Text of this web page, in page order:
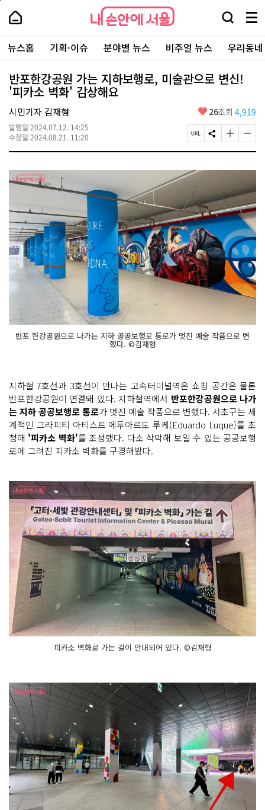
본
로
가
내
손
안
에
서
울
-
서
울
시
대
표
소
통
포
내
손
에
울
검
창
열
기
메
뉴
전
체
보
주
요
서
뉴스홈 기획·이슈 분야별 뉴스 비주얼 뉴스 우리동
반포한강공원 가는 지하보행로, 미술관으로 변신!
'피카소 벽화' 감상해요
시민기자 김재형
발행일 2024.07.12. 14:25
수정일 2024.08.21. 11:20
좋
요
26조회 4,919
페
이
U
R
L
복
사
S
N
공
기
글
자
기
게
변
경
하
기
글
자
기
게
변
경
하
기
반포 한강공원으로 나가는 지하 공공보행로 통로가 멋진 예술 작품으로 변
했다. ©김재형
지하철 7호선과 3호선이 만나는 고속터미널역은 쇼핑 공간은 물론
반포한강공원이 연결돼 있다. 지하철역에서 반포한강공원으로 나가
는 지하 공공보행로 통로가 멋진 예술 작품으로 변했다. 서초구는 세
계적인 그라피티 아티스트 에두아르도 루케(Eduardo Luque)를 초
청해 '피카소 벽화'를 조성했다. 다소 삭막해 보일 수 있는 공공보행
로에 그려진 피카소 벽화를 구경해봤다.
피카소 벽화로 가는 길이 안내되어 있다. ©김재형
페
상
단
로